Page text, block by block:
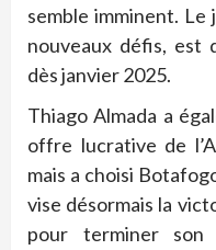
semble imminent.
nouveaux défis, est
dès janvier 2025.
Thiago Almada a
offre lucrative de
mais a choisi
vise désormais la
pour terminer